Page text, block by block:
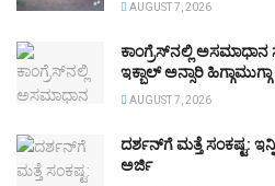
AUGUST 7, 2026
ಕಾಂಗ್ರೆಸ್‌ನಲ್ಲಿ ಅಸಮಾಧಾನ
ಇಕ್ಬಾಲ್ ಅನ್ಸಾರಿ
AUGUST 7, 2026
ದರ್ಶನ್‌ಗೆ ಮತ್ತೆ ಸಂಕಷ್ಟ:
ಅರ್ಜಿ